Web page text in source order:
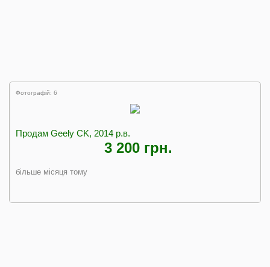
Фотографій: 6
Продам Geely CK, 2014 р.в.
3 200 грн.
більше місяця тому